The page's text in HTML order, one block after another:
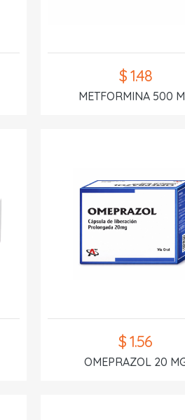
$ 1.48
METFORMINA 500
$ 1.56
OMEPRAZOL 20